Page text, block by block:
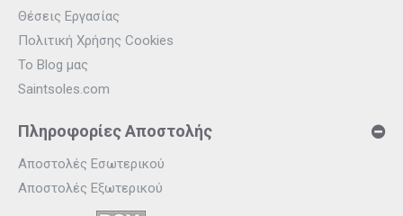
Θέσεις Εργασίας
Πολιτική Χρήσης Cookies
Το Blog μας
Saintsoles.com
Πληροφορίες Αποστολής
Αποστολές Εσωτερικού
Αποστολές Εξωτερικού